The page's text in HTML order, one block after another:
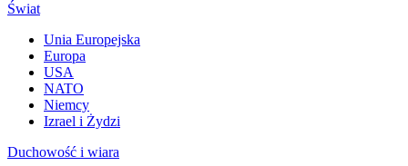
Świat
Unia Europejska
Europa
USA
NATO
Niemcy
Izrael i Żydzi
Duchowość i wiara